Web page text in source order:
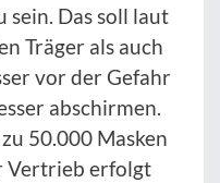
sein. Das soll laut
Träger als auch
vor der Gefahr
abschirmen.
50.000 Masken
Vertrieb erfolgt